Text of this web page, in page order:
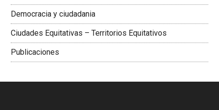
Democracia y ciudadania
Ciudades Equitativas – Territorios Equitativos
Publicaciones